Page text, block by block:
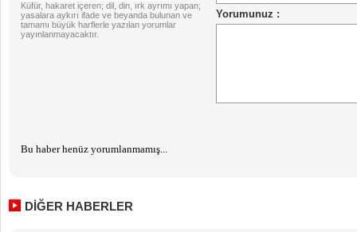
Küfür, hakaret içeren; dil, din, ırk ayrımı yapan;
yasalara aykırı ifade ve beyanda bulunan ve
tamamı büyük harflerle yazılan yorumlar
yayınlanmayacaktır.
Bu haber henüz yorumlanmamış...
DİĞER HABERLER